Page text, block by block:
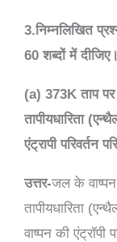
3.निम्नलिखित
60 शब्दों में दीजिए।
(a) 373K ताप पर
तापीयधारिता
एंट्रापी परिवर्तन
उत्तर-जल के वाष्पन
तापीयधारिता
वाष्पन की